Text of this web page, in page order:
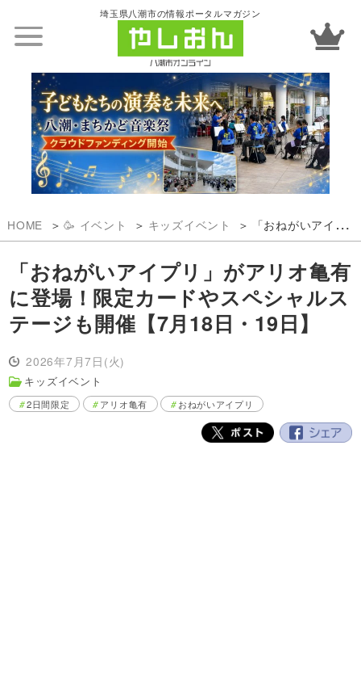
埼玉県八潮市の情報ポータルマガジン
HOME 🥳 イベント キッズイベント 「おねがいアイプリ」がアリオ亀有に登場！限定カードやスペシャルステージも開催【7月18日・19日】
「おねがいアイプリ」がアリオ亀有
に登場！限定カードやスペシャルス
テージも開催【7月18日・19日】
2026年7月7日(火)
キッズイベント
2日間限定 アリオ亀有 おねがいアイプリ